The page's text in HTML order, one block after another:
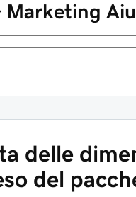
Marketing
delle
del